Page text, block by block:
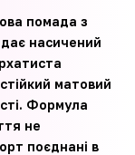
помада з
насичений
матовий
Формула
не
поєднані в